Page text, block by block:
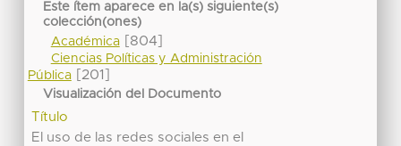
Este ítem aparece en la(s) siguiente(s)
colección(ones)
Académica[804]
Ciencias Políticas y Administración
Pública[201]
Visualización del Documento
Título
El uso de las redes sociales en el